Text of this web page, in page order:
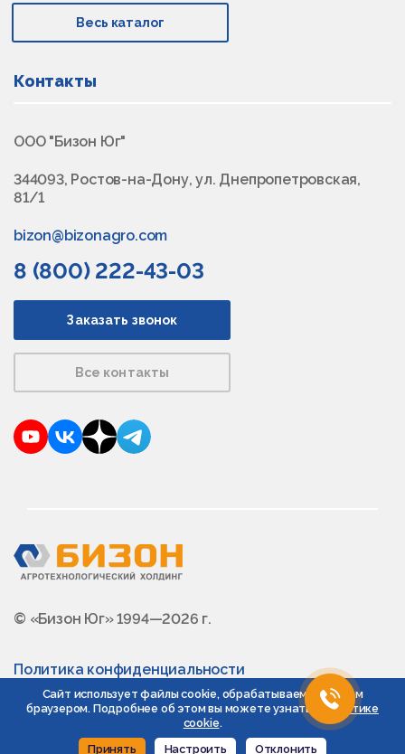
Весь каталог
Контакты
ООО "Бизон Юг"
344093, Ростов-на-Дону, ул. Днепропетровская,
81/1
bizon@bizonagro.com
8 (800) 222-43-03
Заказать звонок
Все контакты
YouTubeVKontakte
DzenTelegram
© «Бизон Юг» 1994—2026 г.
Политика конфиденциальности
Сайт использует файлы cookie, обрабатываемые вашим
браузером. Подробнее об этом вы можете узнать в Политике
cookie.
Принять
Настроить Отклонить